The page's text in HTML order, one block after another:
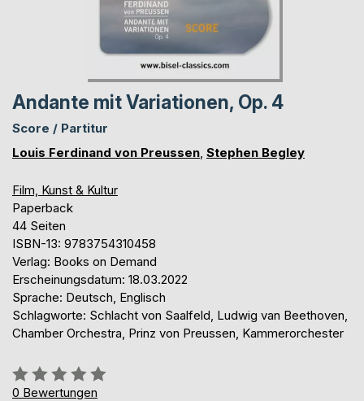
Andante mit Variationen, Op. 4
Score / Partitur
Louis Ferdinand von Preussen Stephen Begley
Film, Kunst & Kultur
Paperback
44 Seiten
ISBN-13: 9783754310458
Verlag: Books on Demand
Erscheinungsdatum: 18.03.2022
Sprache: Deutsch, Englisch
Schlagworte: Schlacht von Saalfeld, Ludwig van Beethoven,
Chamber Orchestra, Prinz von Preussen, Kammerorchester
Bewertung::
0%
0 Bewertungen